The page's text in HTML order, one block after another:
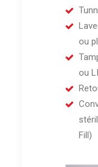
ou
ou
Fill)